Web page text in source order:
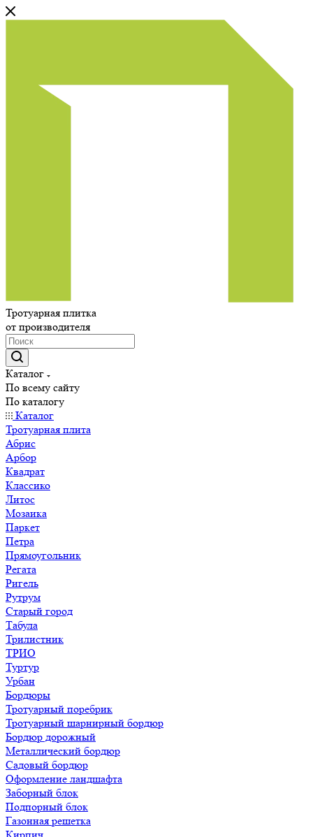
Тротуарная плитка
от производителя
Каталог
По всему сайту
По каталогу
Каталог
Тротуарная плита
Абрис
Арбор
Квадрат
Классико
Литос
Мозаика
Паркет
Петра
Прямоугольник
Регата
Ригель
Рутрум
Старый город
Табула
Трилистник
ТРИО
Туртур
Урбан
Бордюры
Тротуарный поребрик
Тротуарный шарнирный бордюр
Бордюр дорожный
Металлический бордюр
Садовый бордюр
Оформление ландшафта
Заборный блок
Подпорный блок
Газонная решетка